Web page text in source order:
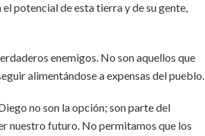
el potencial de esta tierra y de su gente,
enemigos. No son aquellos que
alimentándose a expensas del pueblo.
no son la opción; son parte del
nuestro futuro. No permitamos que los